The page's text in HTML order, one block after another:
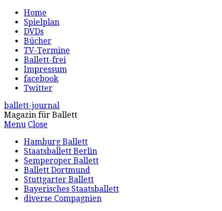
Home
Spielplan
DVDs
Bücher
TV-Termine
Ballett-frei
Impressum
facebook
Twitter
ballett-journal
Magazin für Ballett
Menu Close
Hamburg Ballett
Staatsballett Berlin
Semperoper Ballett
Ballett Dortmund
Stuttgarter Ballett
Bayerisches Staatsballett
diverse Compagnien